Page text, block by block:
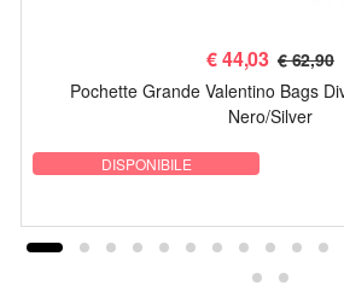
€44,03 € 62,90
Pochette Grande Valentino Bags
Nero/Silver
DISPONIBILE